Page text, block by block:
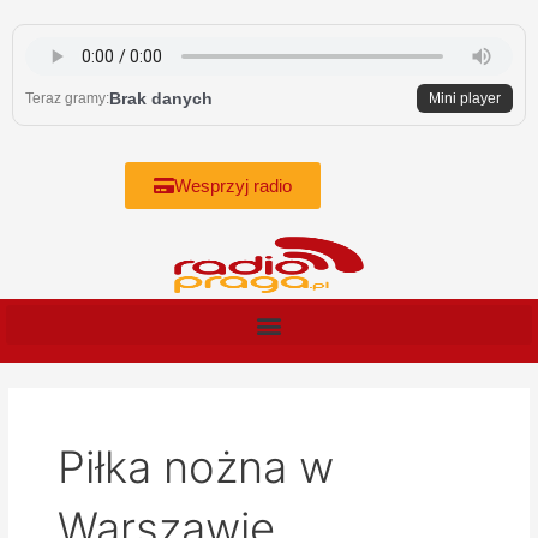
content
Teraz gramy:Brak danych Mini player
Wesprzyj radio
Piłka nożna w